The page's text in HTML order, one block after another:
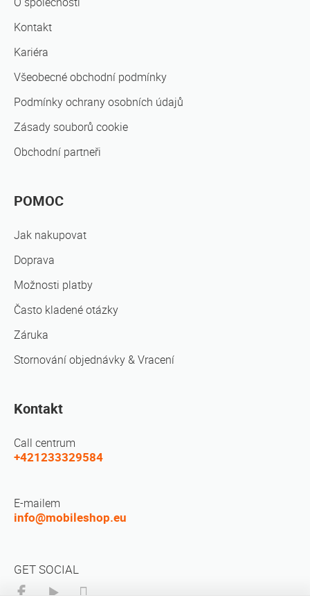
Kontakt
Kariéra
Všeobecné obchodní podmínky
Podmínky ochrany osobních údajů
Zásady souborů cookie
Obchodní partneři
POMOC
Jak nakupovat
Doprava
Možnosti platby
Často kladené otázky
Záruka
Stornování objednávky & Vracení
Kontakt
Call centrum
+421233329584
E-mailem
info@mobileshop.eu
GET SOCIAL